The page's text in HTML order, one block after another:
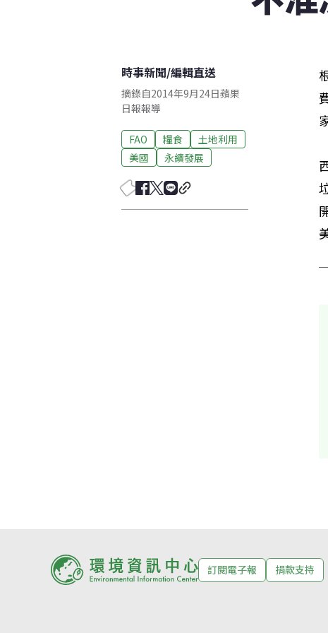
時事新聞/編輯直送
摘錄自2014年9月24日蘋果
日報報導
FAO 糧食
土地利用
美國
永續發展
訂閱電子報 捐款支持